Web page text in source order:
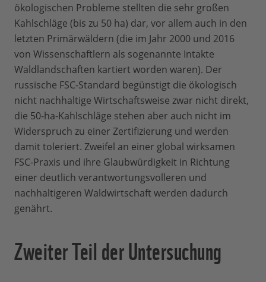
ökologischen Probleme stellten die sehr großen
Kahlschläge (bis zu 50 ha) dar, vor allem auch in den
letzten Primärwäldern (die im Jahr 2000 und 2016
von Wissenschaftlern als sogenannte Intakte
Waldlandschaften kartiert worden waren). Der
russische FSC-Standard begünstigt die ökologisch
nicht nachhaltige Wirtschaftsweise zwar nicht direkt,
die 50-ha-Kahlschläge stehen aber auch nicht im
Widerspruch zu einer Zertifizierung und werden
damit toleriert. Zweifel an einer global wirksamen
FSC-Praxis und ihre Glaubwürdigkeit in Richtung
einer deutlich verantwortungsvolleren und
nachhaltigeren Waldwirtschaft werden dadurch
genährt.
Zweiter Teil der Untersuchung